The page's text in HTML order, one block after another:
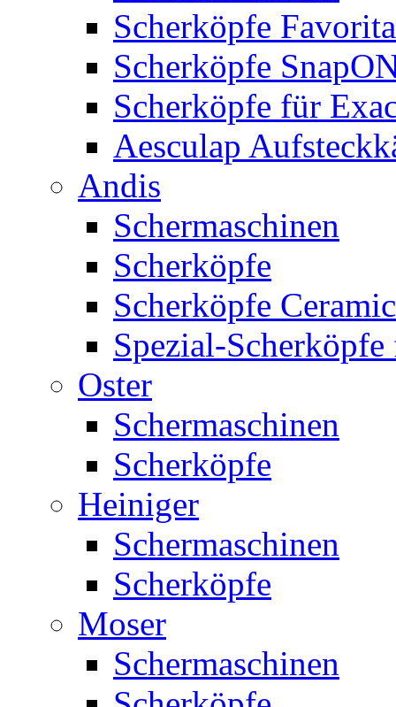
Scherköpfe
Scherköpfe
Scherköpfe für
Aesculap
Andis
Schermaschinen
Scherköpfe
Scherköpfe Ceramic
Spezial-
Oster
Schermaschinen
Scherköpfe
Heiniger
Schermaschinen
Scherköpfe
Moser
Schermaschinen